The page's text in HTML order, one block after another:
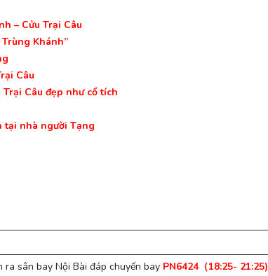
– Cửu Trại Câu
Khánh”
Câu
Câu đẹp như cổ tích
tại nhà người Tạng
sân bay Nội Bài đáp chuyến bay PN6424（18:25- 21:25)